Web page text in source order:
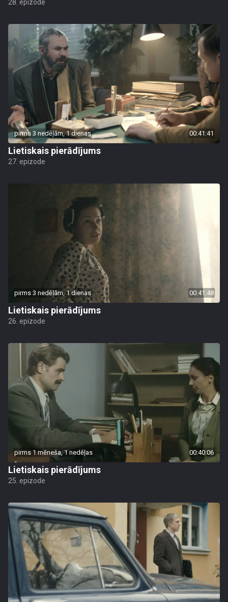
28. epizode
pirms 3 nedēļām, 1 dienas 00:41:41
Lietiskais pierādījums
27. epizode
pirms 3 nedēļām, 1 dienas 00:41:48
Lietiskais pierādījums
26. epizode
pirms 1 mēneša, 1 nedēļas 00:40:06
Lietiskais pierādījums
25. epizode